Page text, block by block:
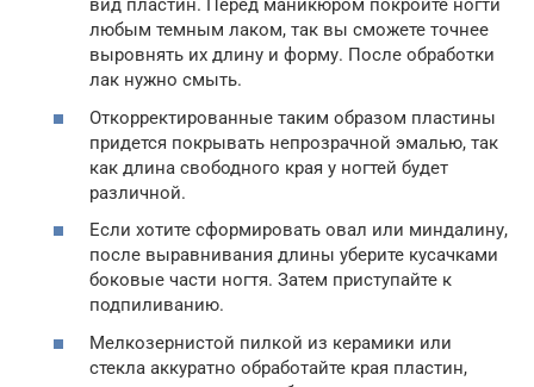
вид пластин. Перед маникюром покройте ногти
любым темным лаком, так вы сможете точнее
выровнять их длину и форму. После обработки
лак нужно смыть.
Откорректированные таким образом пластины
придется покрывать непрозрачной эмалью, так
как длина свободного края у ногтей будет
различной.
Если хотите сформировать овал или миндалину,
после выравнивания длины уберите кусачками
боковые части ногтя. Затем приступайте к
подпиливанию.
Мелкозернистой пилкой из керамики или
стекла аккуратно обработайте края пластин,